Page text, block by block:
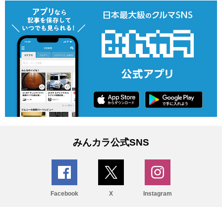
みんカラ公式SNS
Facebook X Instagram